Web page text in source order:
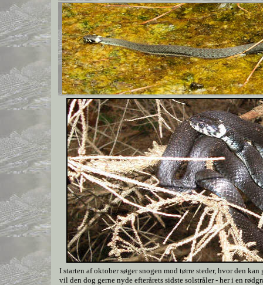
I starten af oktober søger snogen mod tørre steder, hvor den
vil den dog gerne nyde efterårets sidste solstråler - her i en